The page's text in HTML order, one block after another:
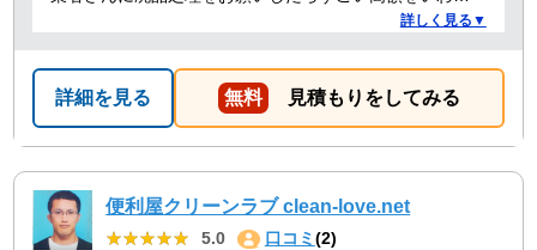
たことがありましたが、クリーランドさんは提示額通り
詳しく見る▼
詳細を見る 無料 見積もりをしてみる
便利屋クリーンラブ clean-love.net
★★★★★
★★★★★ 5.0 口コミ (2)